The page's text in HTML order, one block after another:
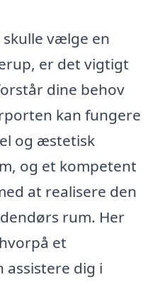
vælge en
er det vigtigt
dine behov
kan fungere
og æstetisk
og et kompetent
at realisere den
rum. Her
et
assistere dig i